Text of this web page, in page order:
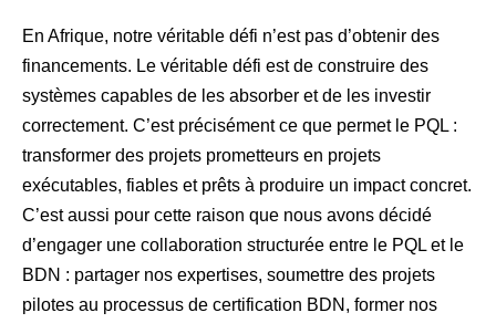
En Afrique, notre véritable défi n’est pas d’obtenir des
financements. Le véritable défi est de construire des
systèmes capables de les absorber et de les investir
correctement. C’est précisément ce que permet le PQL :
transformer des projets prometteurs en projets
exécutables, fiables et prêts à produire un impact concret.
C’est aussi pour cette raison que nous avons décidé
d’engager une collaboration structurée entre le PQL et le
BDN : partager nos expertises, soumettre des projets
pilotes au processus de certification BDN, former nos